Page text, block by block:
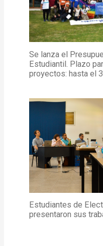
Se lanza el
Estudiantil. Plazo
proyectos: hasta el
Estudiantes de
presentaron sus